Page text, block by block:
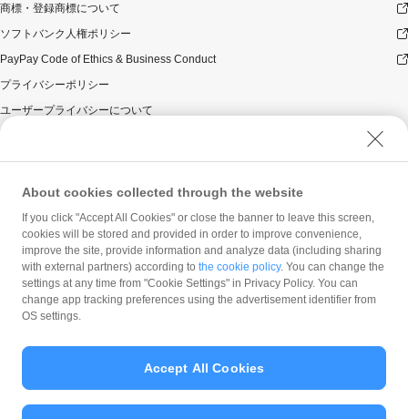
商標・登録商標について
ソフトバンク人権ポリシー
PayPay Code of Ethics & Business Conduct
プライバシーポリシー
ユーザープライバシーについて
ウェブサイト利用規約
反社会的勢力に対する方針
勧誘方針
マネロン等基本方針
カスタマーハラスメントに関する当社の考え方
© PayPay Corporation
About cookies collected through the website
If you click "Accept All Cookies" or close the banner to leave this screen,
cookies will be stored and provided in order to improve convenience,
improve the site, provide information and analyze data (including sharing
with external partners) according to the cookie policy. You can change the
settings at any time from "Cookie Settings" in Privacy Policy. You can
change app tracking preferences using the advertisement identifier from
OS settings.
Accept All Cookies